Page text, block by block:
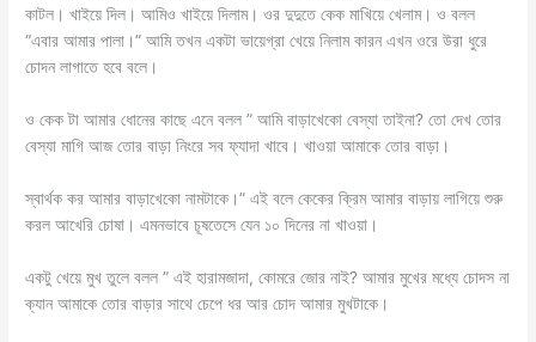
কাটল। খাইয়ে দিল। আমিও খাইয়ে দিলাম। ওর দুদুতে কেক মাখিয়ে খেলাম। ও বলল
“এবার আমার পালা।” আমি তখন একটা ভায়েগ্রা খেয়ে নিলাম কারন এখন ওরে উরা ধুরে
চোদন লাগাতে হবে বলে।
ও কেক টা আমার ধোনের কাছে এনে বলল ” আমি বাড়াখেকো বেস্যা তাইনা? তো দেখ তোর
বেস্যা মাগি আজ তোর বাড়া নিংরে সব ফ্যাদা খাবে। খাওয়া আমাকে তোর বাড়া।
স্বার্থক কর আমার বাড়াখেকো নামটাকে।” এই বলে কেকের ক্রিম আমার বাড়ায় লাগিয়ে শুরু
করল আখেরি চোষা। এমনভাবে চূষতেসে যেন ১০ দিনের না খাওয়া।
একটু খেয়ে মুখ তুলে বলল ” এই হারামজাদা, কোমরে জোর নাই? আমার মুখের মধ্যে চোদস না
ক্যান আমাকে তোর বাড়ার সাথে চেপে ধর আর চোদ আমার মুখটাকে।